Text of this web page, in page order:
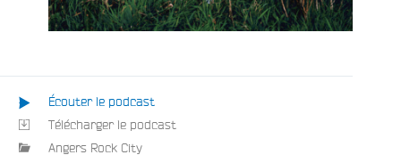
Écouter le podcast
Télécharger le podcast
Angers Rock City